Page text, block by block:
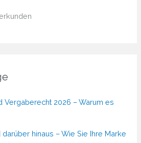
Vergaberecht 2026 – Warum es
hinaus – Wie Sie Ihre Marke